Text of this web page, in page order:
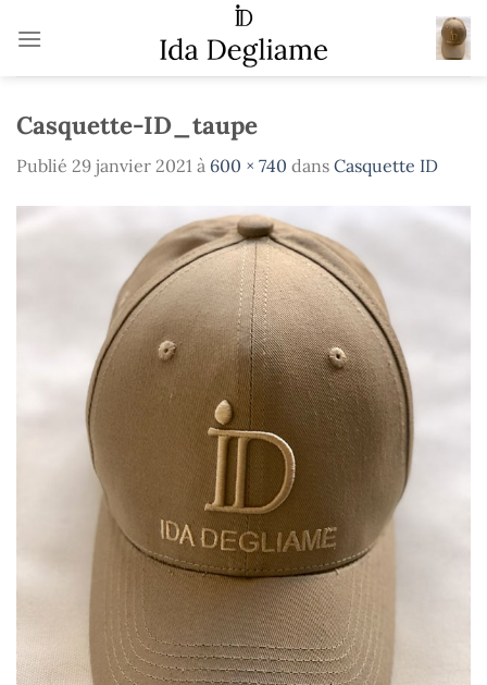
Casquette-ID_taupe
Publié 29 janvier 2021 à 600 × 740 dans Casquette ID